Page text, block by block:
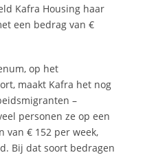
Kafra Housing haar
een bedrag van €
op het
maakt Kafra het nog
–
personen ze op een
van € 152 per week,
Bij dat soort bedragen